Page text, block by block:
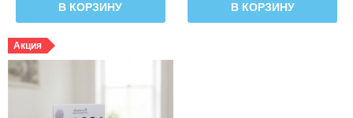
В КОРЗИНУ В КОРЗИНУ
Акция